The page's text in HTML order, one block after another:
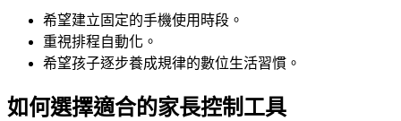
希望建立固定的手機使用時段。
重視排程自動化。
希望孩子逐步養成規律的數位生活習慣。
如何選擇適合的家長控制工具